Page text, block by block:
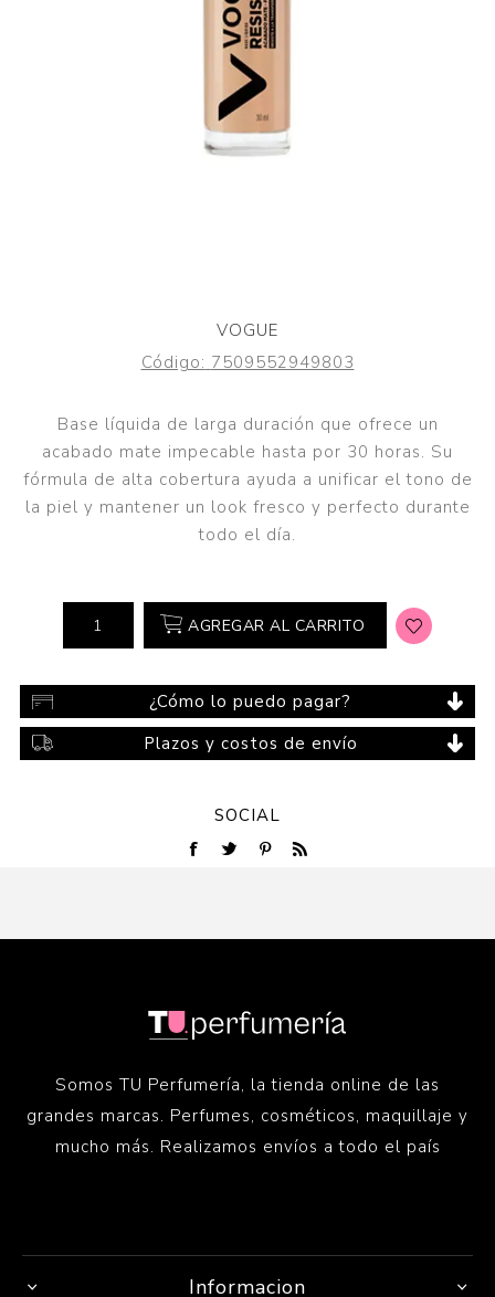
VOGUE
Código: 7509552949803
Base líquida de larga duración que ofrece un
acabado mate impecable hasta por 30 horas. Su
fórmula de alta cobertura ayuda a unificar el tono de
la piel y mantener un look fresco y perfecto durante
todo el día.
AGREGAR AL CARRITO
¿Cómo lo puedo pagar?
Plazos y costos de envío
SOCIAL
Somos TU Perfumería, la tienda online de las
grandes marcas. Perfumes, cosméticos, maquillaje y
mucho más. Realizamos envíos a todo el país
Informacion